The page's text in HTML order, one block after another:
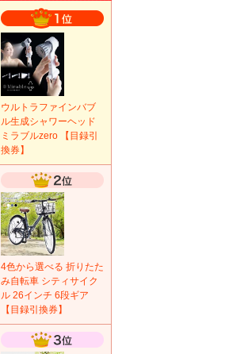
ウルトラファインバブ
ル生成シャワーヘッド
ミラブルzero 【目録引
換券】
4色から選べる 折りたた
み自転車 シティサイク
ル 26インチ 6段ギア
【目録引換券】